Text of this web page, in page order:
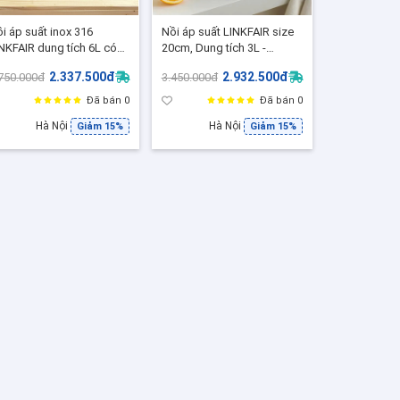
áp suất inox 316
dung tích 6L có
2.337.500đ
Đã bán 0
Hà Nội Giảm 15%
Nồi áp suất LINKFAIR size
20cm, Dung tích 3L -
nấu bếp từ, điện từ, gas
3.450.000đ 2.932.500đ
Đã bán 0
Hà Nội Giảm 15%